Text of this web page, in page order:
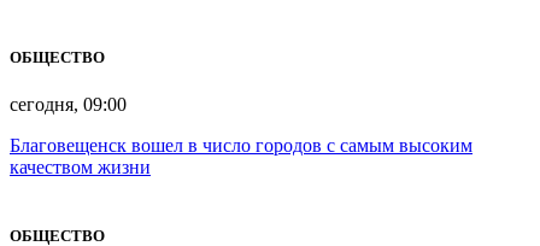
ОБЩЕСТВО
сегодня, 09:00
Благовещенск вошел в число городов с самым высоким
качеством жизни
ОБЩЕСТВО